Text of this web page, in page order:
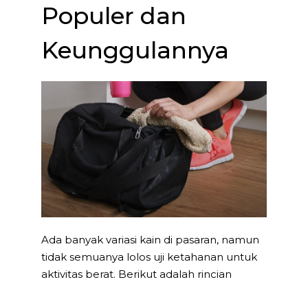
Populer dan
Keunggulannya
Ada banyak variasi kain di pasaran, namun
tidak semuanya lolos uji ketahanan untuk
aktivitas berat. Berikut adalah rincian